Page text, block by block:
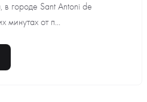
в городе Sant Antoni de
минутах от п...